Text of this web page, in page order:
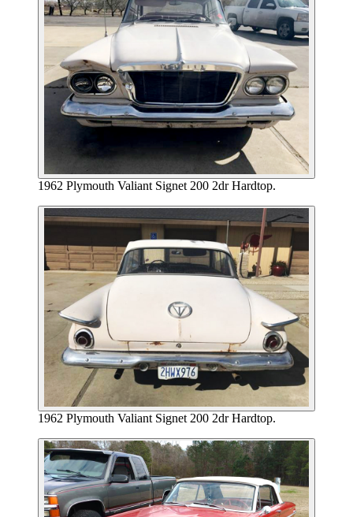
1962 Plymouth Valiant Signet 200 2dr Hardtop.
1962 Plymouth Valiant Signet 200 2dr Hardtop.